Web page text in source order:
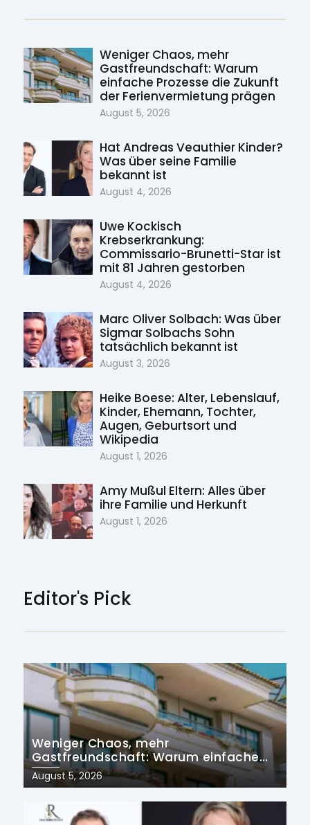
Weniger Chaos, mehr
Gastfreundschaft: Warum
einfache Prozesse die Zukunft
der Ferienvermietung prägen
August 5, 2026
Hat Andreas Veauthier Kinder?
Was über seine Familie
bekannt ist
August 4, 2026
Uwe Kockisch
Krebserkrankung:
Commissario-Brunetti-Star ist
mit 81 Jahren gestorben
August 4, 2026
Marc Oliver Solbach: Was über
Sigmar Solbachs Sohn
tatsächlich bekannt ist
August 3, 2026
Heike Boese: Alter, Lebenslauf,
Kinder, Ehemann, Tochter,
Augen, Geburtsort und
Wikipedia
August 1, 2026
Amy Mußul Eltern: Alles über
ihre Familie und Herkunft
August 1, 2026
Editor's Pick
Weniger Chaos, mehr
Gastfreundschaft: Warum einfache
Prozesse die Zukunft der
Ferienvermietung prägen
Posted
on
August 5, 2026